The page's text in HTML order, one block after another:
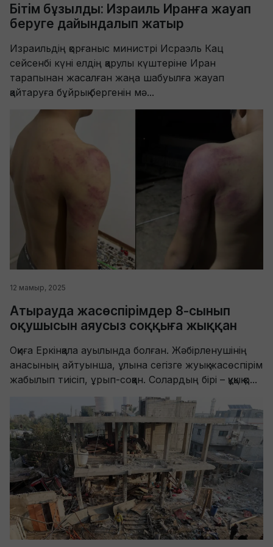
Бітім бұзылды: Израиль Иранға жауап
беруге дайындалып жатыр
Израильдің қорғаныс министрі Исраэль Кац
сейсенбі күні елдің қарулы күштеріне Иран
тарапынан жасалған жаңа шабуылға жауап
қайтаруға бұйрық бергенін мә...
12 мамыр, 2025
Атырауда жасөспірімдер 8-сынып
оқушысын аяусыз соққыға жыққан
Оқиға Еркінқала ауылында болған. Жәбірленушінің
анасының айтуынша, ұлына сегізге жуық жасөспірім
жабылып тиісіп, ұрып-соққан. Солардың бірі – құқық қо...